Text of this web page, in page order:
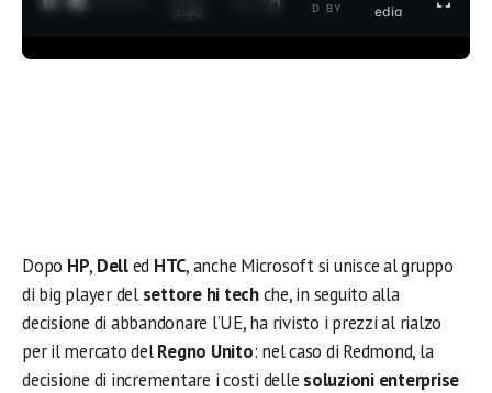
3:35
D BY
edia
Dopo HP, Delled HTC, anche Microsoft si unisce al gruppo
di big player del settore hi techche, in seguito alla
decisione di abbandonare l’UE, ha rivisto i prezzi al rialzo
per il mercato delRegno Unito: nel caso di Redmond, la
decisione di incrementare i costi delle soluzioni enterprise